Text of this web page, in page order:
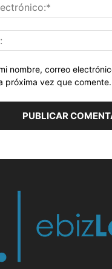
nombre, correo
próxima vez que comente.